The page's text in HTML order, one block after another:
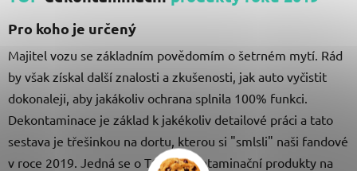
Pro koho je určený
Majitel vozu se základním povědomím o šetrném mytí. Rád
by však získal další znalosti a zkušenosti, jak auto vyčistit
dokonaleji, aby jakákoliv ochrana splnila 100% funkci.
Dekontaminace je základ k jakékoliv detailové práci a tato
sestava je třešinkou na dortu, kterou si "smlsli" naši fandové
v roce 2019. Jedná se o TOP dekontaminační produkty na